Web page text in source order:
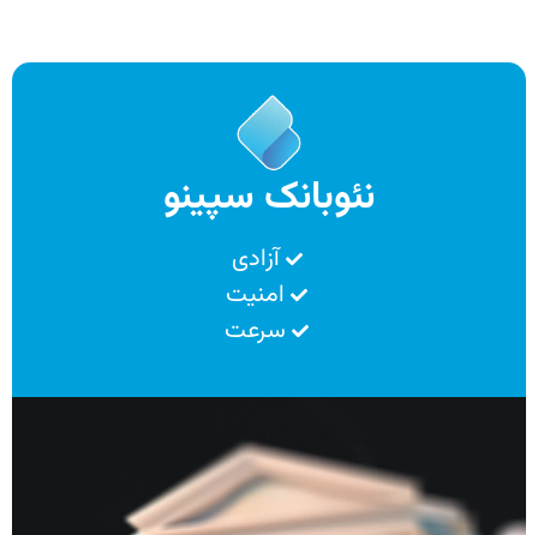
نئوبانک سپینو
آزادی
امنیت
سرعت